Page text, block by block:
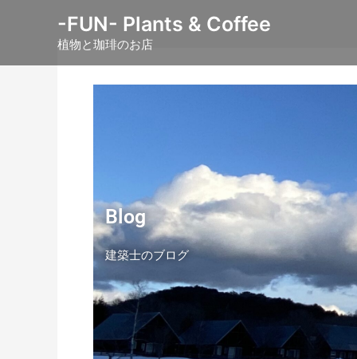
ス
-FUN- Plants & Coffee
植物と珈琲のお店
Blog
建築士のブログ